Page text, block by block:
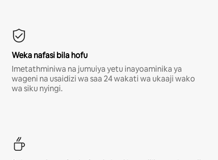
Weka nafasi bila hofu
Imetathminiwa na jumuiya yetu inayoaminika ya
wageni na usaidizi wa saa 24 wakati wa ukaaji wako
wa siku nyingi.